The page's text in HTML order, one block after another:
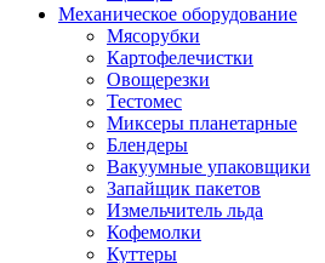
Механическое оборудование
Мясорубки
Картофелечистки
Овощерезки
Тестомес
Миксеры планетарные
Блендеры
Вакуумные упаковщики
Запайщик пакетов
Измельчитель льда
Кофемолки
Куттеры